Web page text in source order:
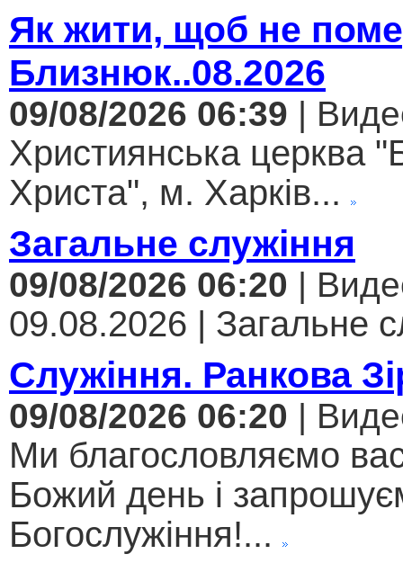
Як жити, щоб не
Близнюк..08.2026
09/08/2026 06:39 |
Християнська церква
Христа", м. Харків...
Загальне служіння
09/08/2026 06:20 |
09.08.2026 | Загальне
Служіння. Ранкова
09/08/2026 06:20 |
Ми благословляємо
Божий день і
Богослужіння!...